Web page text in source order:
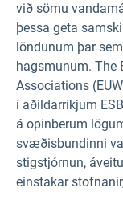
við sömu
þessa geta
löndunum þar
hagsmunum. The
Associations
í aðildarríkjum
á opinberum
svæðisbundinni
stigstjórnun,
einstakar